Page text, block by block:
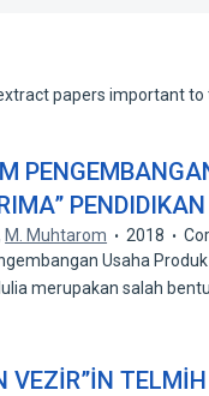
papers important to
M. Muhtarom 2018
Usaha
merupakan salah
VEZİR”İN